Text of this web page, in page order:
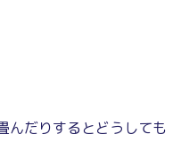
んだりするとどうしても